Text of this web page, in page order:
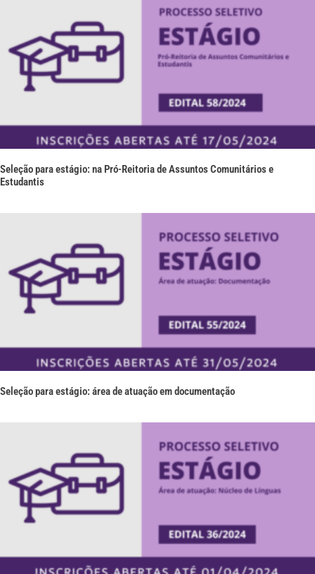
Seleção para estágio: na Pró-Reitoria de Assuntos Comunitários e
Estudantis
Seleção para estágio: área de atuação em documentação